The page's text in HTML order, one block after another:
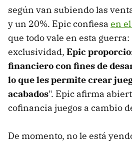
según van subiendo las
y un 20%. Epic confiesa en
que todo vale en esta
exclusividad, Epic
financiero con fines de
lo que les permite crear
acabados". Epic afirma
cofinancia juegos a cambio
De momento, no le está